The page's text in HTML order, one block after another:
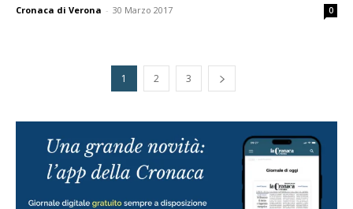
Cronaca di Verona - 30 Marzo 2017 0
1 2 3